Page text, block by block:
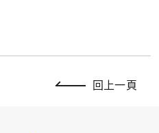
回上一頁